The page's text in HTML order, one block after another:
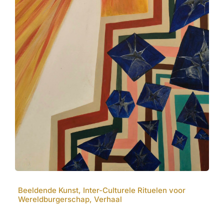
Beeldende Kunst, Inter-Culturele Rituelen voor
Wereldburgerschap, Verhaal